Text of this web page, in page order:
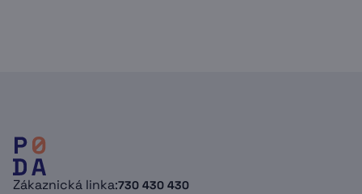
Zákaznická linka:730 430 430